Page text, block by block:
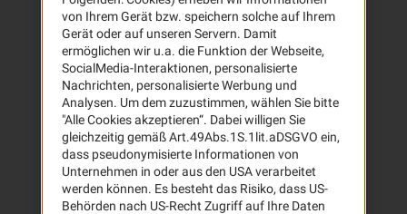
von Ihrem Gerät bzw. speichern solche auf Ihrem
Gerät oder auf unseren Servern. Damit
ermöglichen wir u.a. die Funktion der Webseite,
SocialMedia-Interaktionen, personalisierte
Nachrichten, personalisierte Werbung und
Analysen. Um dem zuzustimmen, wählen Sie bitte
"Alle Cookies akzeptieren“. Dabei willigen Sie
gleichzeitig gemäß Art.49Abs.1S.1lit.aDSGVO ein,
dass pseudonymisierte Informationen von
Unternehmen in oder aus den USA verarbeitet
werden können. Es besteht das Risiko, dass US-
Behörden nach US-Recht Zugriff auf Ihre Daten